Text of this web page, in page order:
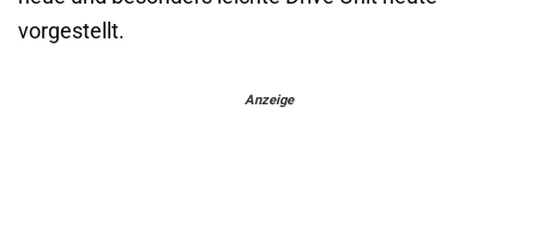
vorgestellt.
Anzeige